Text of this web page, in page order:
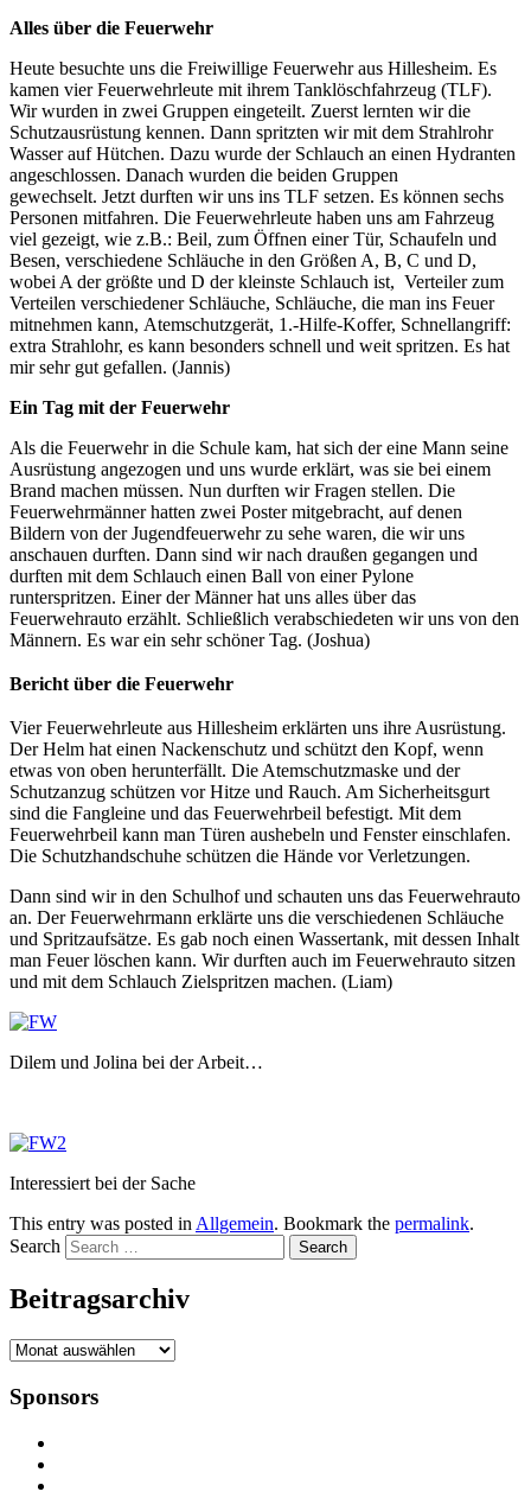
Alles über die Feuerwehr
Heute besuchte uns die Freiwillige Feuerwehr aus Hillesheim. Es
kamen vier Feuerwehrleute mit ihrem Tanklöschfahrzeug (TLF).
Wir wurden in zwei Gruppen eingeteilt. Zuerst lernten wir die
Schutzausrüstung kennen. Dann spritzten wir mit dem Strahlrohr
Wasser auf Hütchen. Dazu wurde der Schlauch an einen Hydranten
angeschlossen. Danach wurden die beiden Gruppen
gewechselt. Jetzt durften wir uns ins TLF setzen. Es können sechs
Personen mitfahren. Die Feuerwehrleute haben uns am Fahrzeug
viel gezeigt, wie z.B.: Beil, zum Öffnen einer Tür, Schaufeln und
Besen, verschiedene Schläuche in den Größen A, B, C und D,
wobei A der größte und D der kleinste Schlauch ist, Verteiler zum
Verteilen verschiedener Schläuche, Schläuche, die man ins Feuer
mitnehmen kann, Atemschutzgerät, 1.-Hilfe-Koffer, Schnellangriff:
extra Strahlohr, es kann besonders schnell und weit spritzen. Es hat
mir sehr gut gefallen. (Jannis)
Ein Tag mit der Feuerwehr
Als die Feuerwehr in die Schule kam, hat sich der eine Mann seine
Ausrüstung angezogen und uns wurde erklärt, was sie bei einem
Brand machen müssen. Nun durften wir Fragen stellen. Die
Feuerwehrmänner hatten zwei Poster mitgebracht, auf denen
Bildern von der Jugendfeuerwehr zu sehe waren, die wir uns
anschauen durften. Dann sind wir nach draußen gegangen und
durften mit dem Schlauch einen Ball von einer Pylone
runterspritzen. Einer der Männer hat uns alles über das
Feuerwehrauto erzählt. Schließlich verabschiedeten wir uns von den
Männern. Es war ein sehr schöner Tag. (Joshua)
Bericht über die Feuerwehr
Vier Feuerwehrleute aus Hillesheim erklärten uns ihre Ausrüstung.
Der Helm hat einen Nackenschutz und schützt den Kopf, wenn
etwas von oben herunterfällt. Die Atemschutzmaske und der
Schutzanzug schützen vor Hitze und Rauch. Am Sicherheitsgurt
sind die Fangleine und das Feuerwehrbeil befestigt. Mit dem
Feuerwehrbeil kann man Türen aushebeln und Fenster einschlafen.
Die Schutzhandschuhe schützen die Hände vor Verletzungen.
Dann sind wir in den Schulhof und schauten uns das Feuerwehrauto
an. Der Feuerwehrmann erklärte uns die verschiedenen Schläuche
und Spritzaufsätze. Es gab noch einen Wassertank, mit dessen Inhalt
man Feuer löschen kann. Wir durften auch im Feuerwehrauto sitzen
und mit dem Schlauch Zielspritzen machen. (Liam)
Dilem und Jolina bei der Arbeit…
Interessiert bei der Sache
This entry was posted in Allgemein. Bookmark the permalink.
Search
Beitragsarchiv
Beitragsarchiv
Sponsors